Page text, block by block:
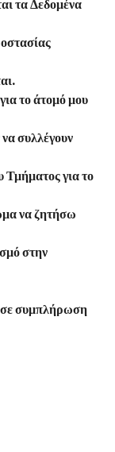
τα Δεδομένα
το άτομό μου
να συλλέγουν
για το
να ζητήσω
στην
σε συμπλήρωση